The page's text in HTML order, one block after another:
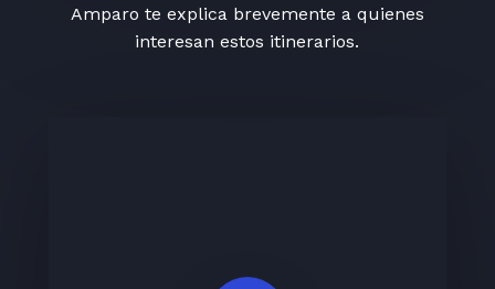
Amparo te explica brevemente a quienes
interesan estos itinerarios.
Play Video